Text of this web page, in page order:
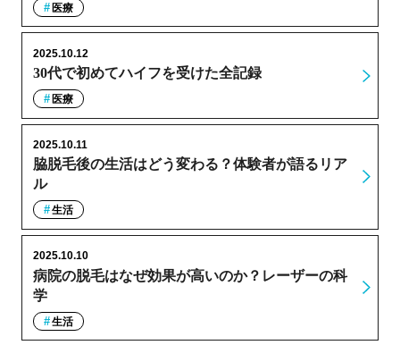
医療
30代で初めてハイフを受けた全記録
2025.10.12
医療
脇脱毛後の生活はどう変わる？体験者が語るリア
ル
2025.10.11
生活
病院の脱毛はなぜ効果が高いのか？レーザーの科
学
2025.10.10
生活